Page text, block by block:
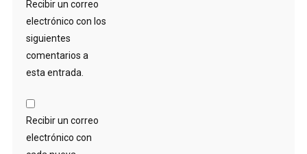
Recibir un correo
electrónico con los
siguientes
comentarios a
esta entrada.
Recibir un correo
electrónico con